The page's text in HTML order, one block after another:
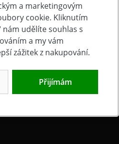
a marketingovým
cookie. Kliknutím
nám udělíte souhlas s
a my vám
zážitek z nakupování.
Přijímám